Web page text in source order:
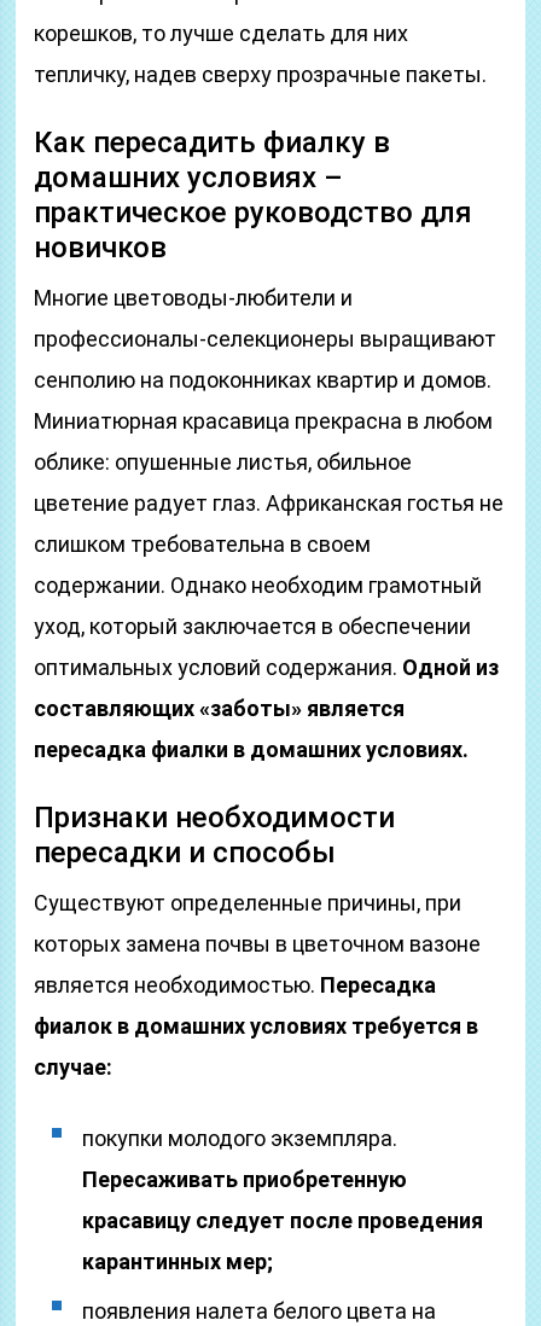
корешков, то лучше сделать для них
тепличку, надев сверху прозрачные пакеты.
Как пересадить фиалку в
домашних условиях –
практическое руководство для
новичков
Многие цветоводы-любители и
профессионалы-селекционеры выращивают
сенполию на подоконниках квартир и домов.
Миниатюрная красавица прекрасна в любом
облике: опушенные листья, обильное
цветение радует глаз. Африканская гостья не
слишком требовательна в своем
содержании. Однако необходим грамотный
уход, который заключается в обеспечении
оптимальных условий содержания. Одной из
составляющих «заботы» является
пересадка фиалки в домашних условиях.
Признаки необходимости
пересадки и способы
Существуют определенные причины, при
которых замена почвы в цветочном вазоне
является необходимостью. Пересадка
фиалок в домашних условиях требуется в
случае:
покупки молодого экземпляра.
Пересаживать приобретенную
красавицу следует после проведения
карантинных мер;
появления налета белого цвета на